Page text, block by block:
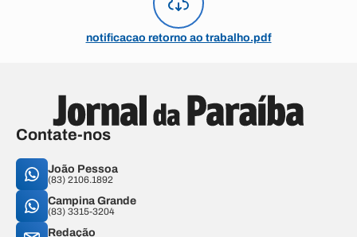
notificacao retorno ao trabalho.pdf
Contate-nos
João Pessoa
(83) 2106.1892
Campina Grande
(83) 3315-3204
Redação